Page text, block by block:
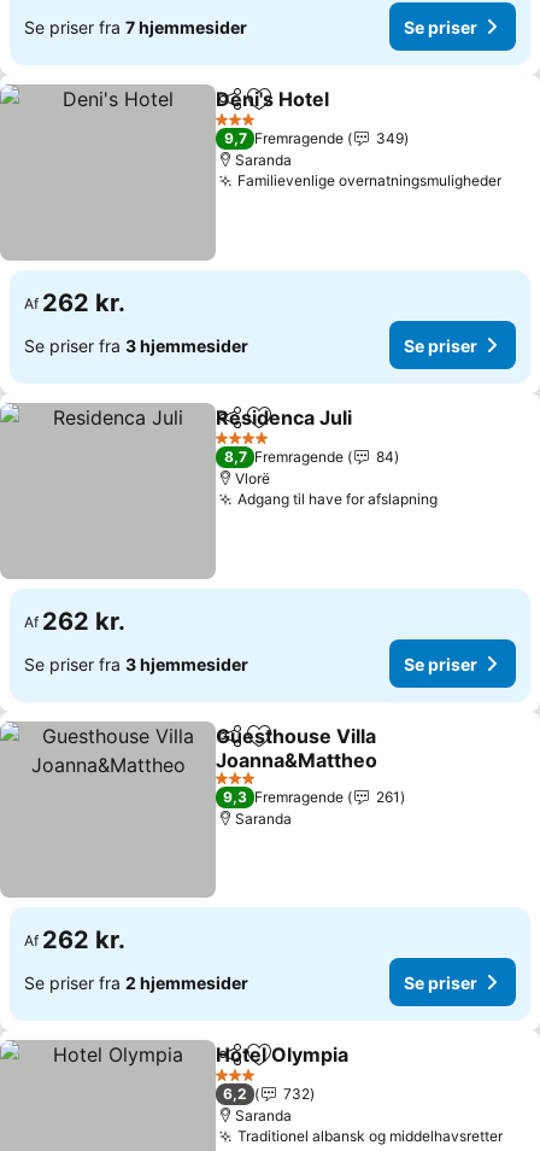
Se priser fra 7 hjemmesider Se priser
Del Føj til favoritter
Deni's Hotel
3 Stjerner
9,7 Fremragende
349
Saranda
Familievenlige overnatningsmuligheder
Af 262 kr.
Se priser fra 3 hjemmesider Se priser
Del Føj til favoritter
Residenca Juli
4 Stjerner
8,7 Fremragende
84
Vlorë
Adgang til have for afslapning
Af 262 kr.
Se priser fra 3 hjemmesider Se priser
Del Føj til favoritter
Guesthouse Villa
Joanna&Mattheo
3 Stjerner
9,3 Fremragende
261
Saranda
Af 262 kr.
Se priser fra 2 hjemmesider Se priser
Del Føj til favoritter
Hotel Olympia
3 Stjerner
6,2
732
Saranda
Traditionel albansk og middelhavsretter